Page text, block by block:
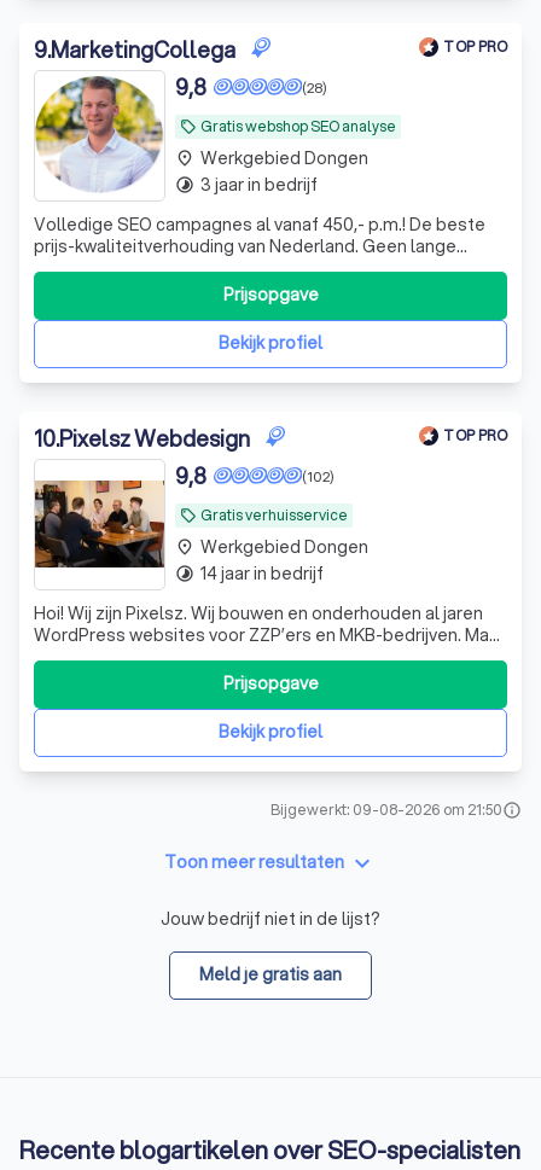
9.MarketingCollega TOP PRO
local_offer Gratis webshop SEO analyse
(28)
9,8
Volledige SEO campagnes al vanaf 450,- p.m.! De beste
prijs-kwaliteitverhouding van Nederland. Geen lange
contracten, goed contact en zéér kwalitatieve SEO. Dat is
je nieuwe MarketingCollega.
Bekijk profiel
Prijsopgave
place Werkgebied Dongen
timelapse 3 jaar in bedrijf
10.Pixelsz Webdesign TOP PRO
local_offer Gratis verhuisservice
(102)
9,8
Hoi! Wij zijn Pixelsz. Wij bouwen en onderhouden al jaren
WordPress websites voor ZZP’ers en MKB-bedrijven. Maar
wij doen meer dan alleen websites maken. Wij zorgen
ervoor dat jouw WordPress site ijzersterk draait. Wij
hosten, beheren en onderhouden jouw site, zodat jij er
geen zorgen over hebt. Wi
Bekijk profiel
Prijsopgave
place Werkgebied Dongen
timelapse 14 jaar in bedrijf
Bijgewerkt: 09-08-2026 om 21:50info
Toon meer resultaten keyboard_arrow_down
Jouw bedrijf niet in de lijst?
Meld je gratis aan
Recente blogartikelen over SEO-specialisten